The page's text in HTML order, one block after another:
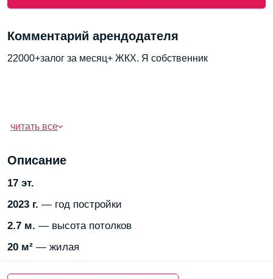
Описание
17 эт.
2023 г. — год постройки
2.7 м. — высота потолков
20 м² — жилая
Комментарий арендодателя
22000+залог за месяц+ ЖКХ. Я собственник
читать все